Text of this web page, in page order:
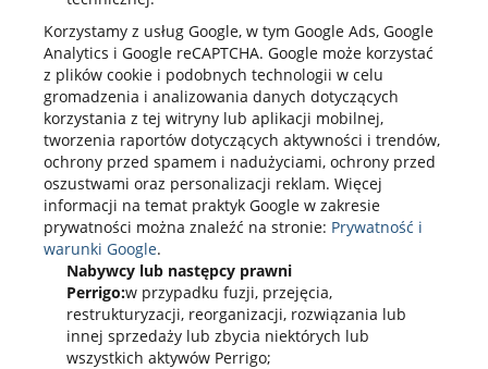
Korzystamy z usług Google, w tym Google Ads, Google
Analytics i Google reCAPTCHA. Google może korzystać
z plików cookie i podobnych technologii w celu
gromadzenia i analizowania danych dotyczących
korzystania z tej witryny lub aplikacji mobilnej,
tworzenia raportów dotyczących aktywności i trendów,
ochrony przed spamem i nadużyciami, ochrony przed
oszustwami oraz personalizacji reklam. Więcej
informacji na temat praktyk Google w zakresie
prywatności można znaleźć na stronie: Prywatność i
warunki Google.
Nabywcy lub następcy prawni
Perrigo:w przypadku fuzji, przejęcia,
restrukturyzacji, reorganizacji, rozwiązania lub
innej sprzedaży lub zbycia niektórych lub
wszystkich aktywów Perrigo;